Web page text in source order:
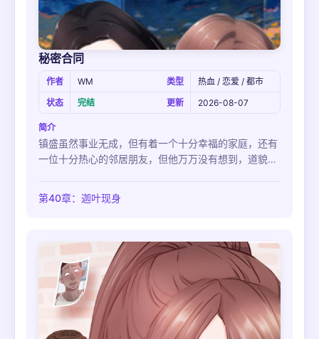
秘密合同
作者 WM 类型
热血 / 恋爱 / 都市
状态
完结 更新 2026-08-07
简介
镇盛虽然事业无成，但有着一个十分幸福的家庭，还有
一位十分热心的邻居朋友，但他万万没有想到，道貌岸
同...
第40章：迦叶现身